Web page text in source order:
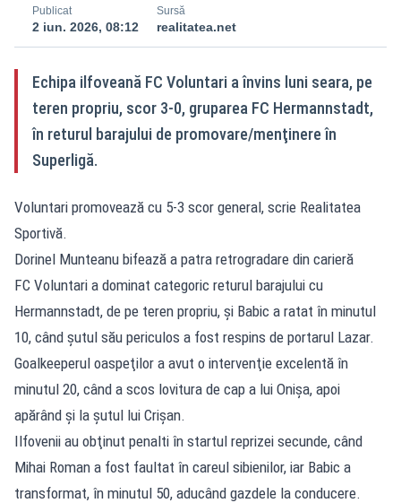
Publicat
2 iun. 2026, 08:12
Sursă
realitatea.net
Echipa ilfoveană FC Voluntari a învins luni seara, pe
teren propriu, scor 3-0, gruparea FC Hermannstadt,
în returul barajului de promovare/menţinere în
Superligă.
Voluntari promovează cu 5-3 scor general, scrie Realitatea
Sportivă.
Dorinel Munteanu bifează a patra retrogradare din carieră
FC Voluntari a dominat categoric returul barajului cu
Hermannstadt, de pe teren propriu, şi Babic a ratat în minutul
10, când şutul său periculos a fost respins de portarul Lazar.
Goalkeeperul oaspeţilor a avut o intervenţie excelentă în
minutul 20, când a scos lovitura de cap a lui Onişa, apoi
apărând şi la şutul lui Crişan.
Ilfovenii au obţinut penalti în startul reprizei secunde, când
Mihai Roman a fost faultat în careul sibienilor, iar Babic a
transformat, în minutul 50, aducând gazdele la conducere.